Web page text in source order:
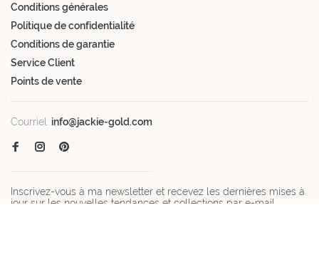
Conditions générales
Politique de confidentialité
Conditions de garantie
Service Client
Points de vente
Courriel: info@jackie-gold.com
Inscrivez-vous à ma newsletter et recevez les dernières mises à
jour sur les nouvelles tendances et collections par e-mail.